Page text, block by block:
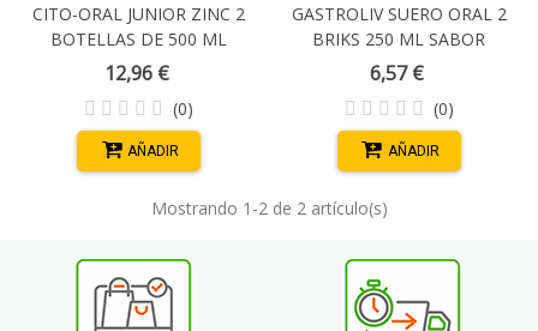
CITO-ORAL JUNIOR ZINC 2
BOTELLAS DE 500 ML
12,96 €
(0)
AÑADIR
GASTROLIV SUERO ORAL 2
BRIKS 250 ML SABOR
FRESA
6,57 €
(0)
AÑADIR
Mostrando 1 -2 de 2 artículo(s)